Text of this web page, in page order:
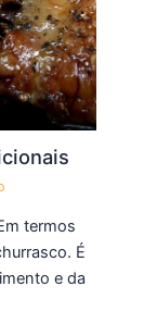
termos
É
e da